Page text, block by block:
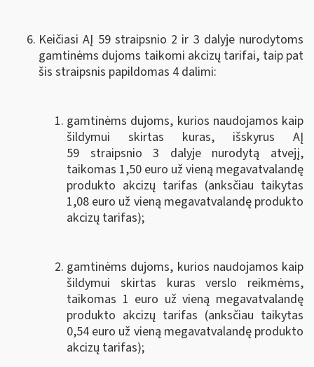
Keičiasi AĮ 59 straipsnio 2 ir 3 dalyje nurodytoms
gamtinėms dujoms taikomi akcizų tarifai, taip pat
šis straipsnis papildomas 4 dalimi:
gamtinėms dujoms, kurios naudojamos kaip
šildymui skirtas kuras, išskyrus AĮ
59 straipsnio 3 dalyje nurodytą atvejį,
taikomas 1,50 euro už vieną megavatvalandę
produkto akcizų tarifas (anksčiau taikytas
1,08 euro už vieną megavatvalandę produkto
akcizų tarifas);
gamtinėms dujoms, kurios naudojamos kaip
šildymui skirtas kuras verslo reikmėms,
taikomas 1 euro už vieną megavatvalandę
produkto akcizų tarifas (anksčiau taikytas
0,54 euro už vieną megavatvalandę produkto
akcizų tarifas);